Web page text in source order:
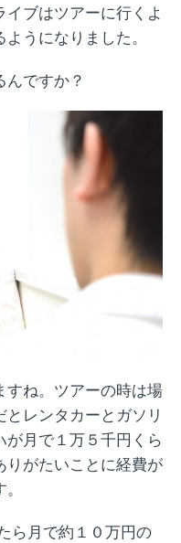
ブはツアーに行くよ
うになりました。
ですか？
ね。ツアーの時は場
レンタカーとガソリ
月で１万５千円くら
りがたいことに経費が
ら月で約１０万円の